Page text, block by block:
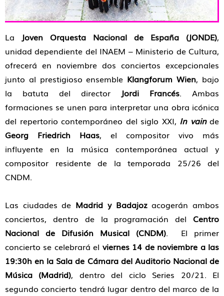
La Joven Orquesta Nacional de España (JONDE),
unidad dependiente del INAEM – Ministerio de Cultura,
ofrecerá en noviembre dos conciertos excepcionales
junto al prestigioso ensemble Klangforum Wien, bajo
la batuta del director
Jordi Francés. Ambas
formaciones se unen para interpretar una obra icónica
del repertorio contemporáneo del siglo XXI, In vainde
Georg Friedrich Haas, el compositor vivo más
influyente en la música contemporánea actual y
compositor residente de la temporada 25/26 del
CNDM.
Las ciudades de Madrid y Badajozacogerán ambos
conciertos, dentro de la programación del Centro
Nacional de Difusión Musical (CNDM). El primer
concierto se celebrará el viernes 14 de noviembre a las
19:30h en la Sala de Cámara del Auditorio Nacional de
Música (Madrid), dentro del ciclo Series 20/21. El
segundo concierto tendrá lugar dentro del marco de la